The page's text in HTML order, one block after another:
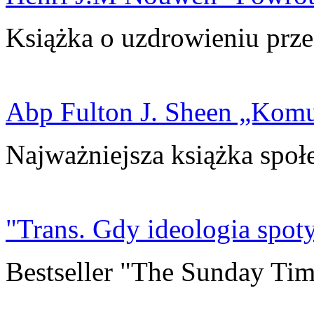
Książka o uzdrowieniu
Abp Fulton J. Sheen
Najważniejsza książka
"Trans. Gdy ideologia
Bestseller "The Sunday